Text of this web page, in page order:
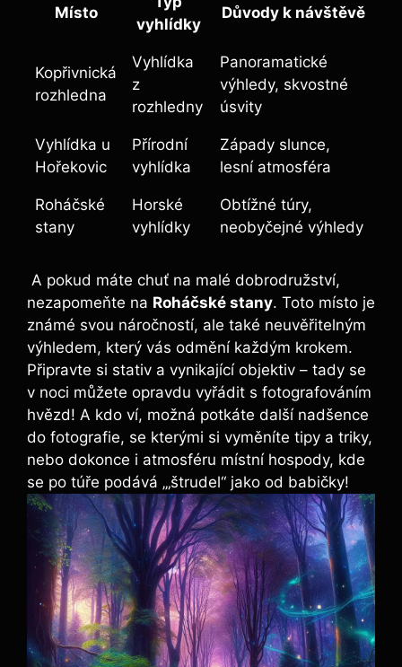
Místo
vyhlídky
Důvody k ⁤návštěvě
Kopřivnická
rozhledna
Vyhlídka
z
rozhledny
Panoramatické
výhledy, skvostné
úsvity
Vyhlídka ​u
Hořekovic
Přírodní
vyhlídka
Západy slunce,
lesní atmosféra
Roháčské
stany
Horské
vyhlídky
Obtížné túry,⁢
neobyčejné výhledy
⁢ ⁣A pokud máte chuť ​na malé dobrodružství,
nezapomeňte na Roháčské stany. Toto místo je
známé svou náročností, ale také neuvěřitelným
výhledem, který vás odmění každým ​krokem.
Připravte si stativ a‍ vynikající objektiv – tady ⁣se
v noci můžete ⁢opravdu vyřádit s fotografováním
⁣hvězd! A‌ kdo ví, možná potkáte další nadšence
do fotografie, se kterými si vyměníte ‌tipy ‌a triky,‍
nebo dokonce i atmosféru místní ​hospody, kde
se po ‍túře podává ‚„štrudel“ jako od babičky!